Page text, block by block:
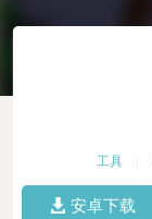
工具
安卓下载